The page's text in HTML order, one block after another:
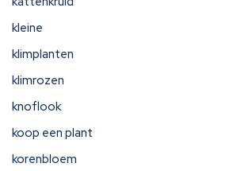
kleine
klimplanten
klimrozen
knoflook
koop een plant
korenbloem